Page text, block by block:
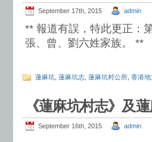
September 17th, 2015 admin
** 報道有誤，特此更正：
張、曾、劉六姓家族。 **
蓮麻坑 蓮麻坑志 蓮麻坑村公所 香港
《蓮麻坑村志》及
September 16th, 2015 admin